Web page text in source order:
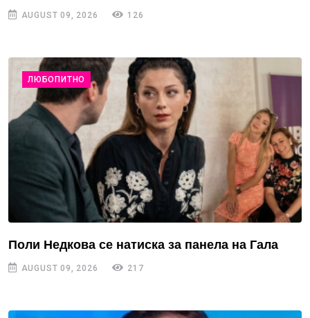
AUGUST 09, 2026 126
ЛЮБОПИТНО
Поли Недкова се натиска за панела на Гала
AUGUST 09, 2026 217